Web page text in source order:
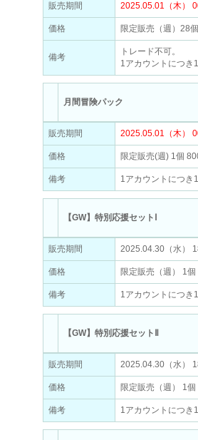
販売期間 2025.05.01（木）
価格 限定販売（週）28
備考
トレード不可。
1アカウントにつき
月間冒険パック
販売期間 2025.05.01（木）
価格 限定販売(週) 1個
備考 1アカウントにつき
【GW】特別応援セットⅠ
販売期間 2025.04.30（水）
価格 限定販売（週） 1
備考 1アカウントにつき
【GW】特別応援セットⅡ
販売期間 2025.04.30（水）
価格 限定販売（週） 1
備考 1アカウントにつき